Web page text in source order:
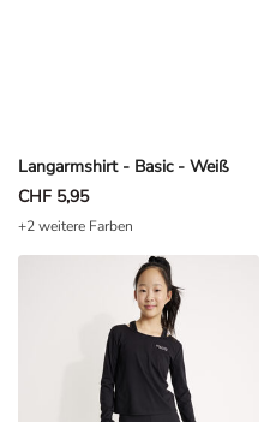
Langarmshirt - Basic - Weiß
CHF 5,95
+2 weitere Farben